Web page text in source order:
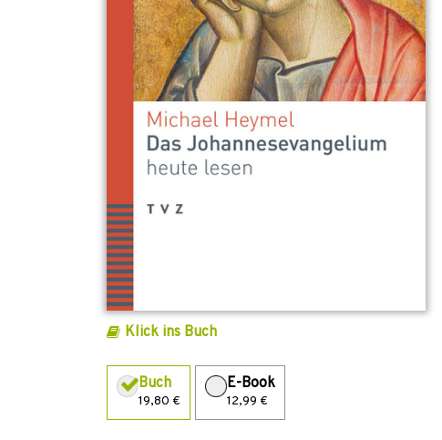
Klick ins Buch
Buch
19,80 €
E-Book
12,99 €